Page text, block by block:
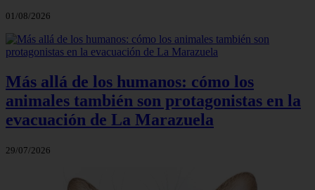
01/08/2026
Más allá de los humanos: cómo los
animales también son protagonistas en la
evacuación de La Marazuela
29/07/2026